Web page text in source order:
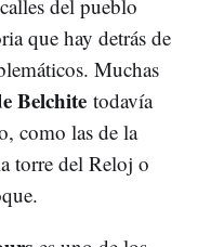
del pueblo
que hay detrás de
Muchas
Belchite todavía
como las de la
torre del Reloj o